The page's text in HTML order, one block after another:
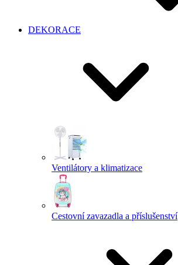
DEKORACE
Ventilátory a klimatizace
Cestovní zavazadla a příslušenství